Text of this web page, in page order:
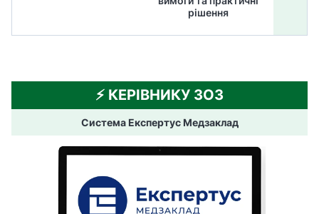
рішення
⚡️ КЕРІВНИКУ ЗОЗ
Система Експертус Медзаклад